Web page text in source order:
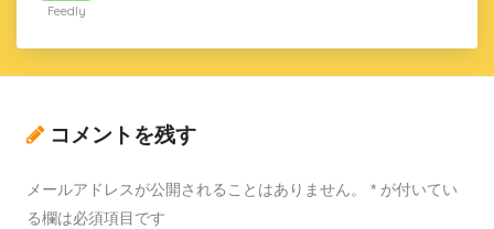
Feedly
コメントを残す
メールアドレスが公開されることはありません。 * が付いてい
る欄は必須項目です